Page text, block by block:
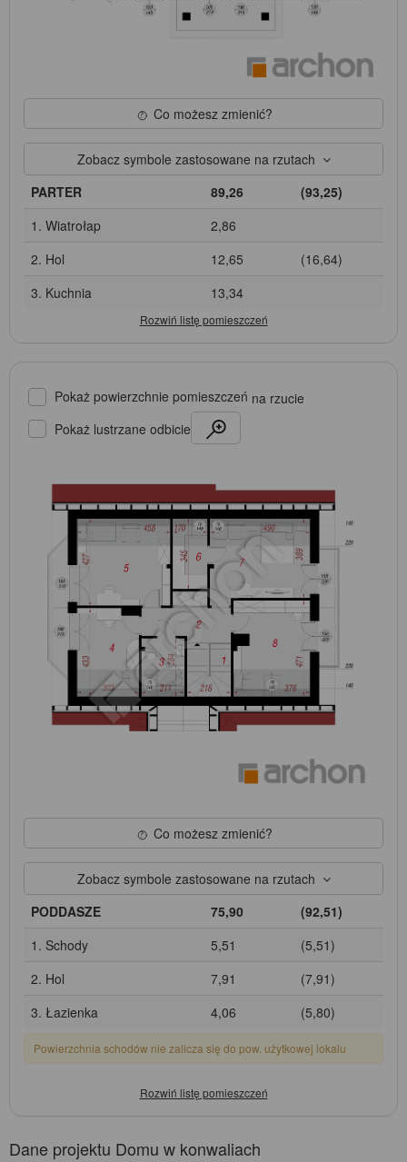
Co możesz zmienić?
Zobacz symbole zastosowane na rzutach
PARTER
89,26
(93,25)
1. Wiatrołap
2,86
2. Hol
12,65
(16,64)
3. Kuchnia
13,34
Pokaż powierzchnie pomieszczeń na rzucie
Pokaż lustrzane odbicie
Co możesz zmienić?
Zobacz symbole zastosowane na rzutach
PODDASZE
75,90
(92,51)
1. Schody
5,51
(5,51)
2. Hol
7,91
(7,91)
3. Łazienka
4,06 (5,80)
Powierzchnia schodów nie zalicza się do pow. użytkowej lokalu
Dane projektu Domu w konwaliach